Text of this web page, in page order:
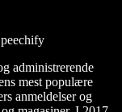
administrerende
mest populære
anmeldelser og